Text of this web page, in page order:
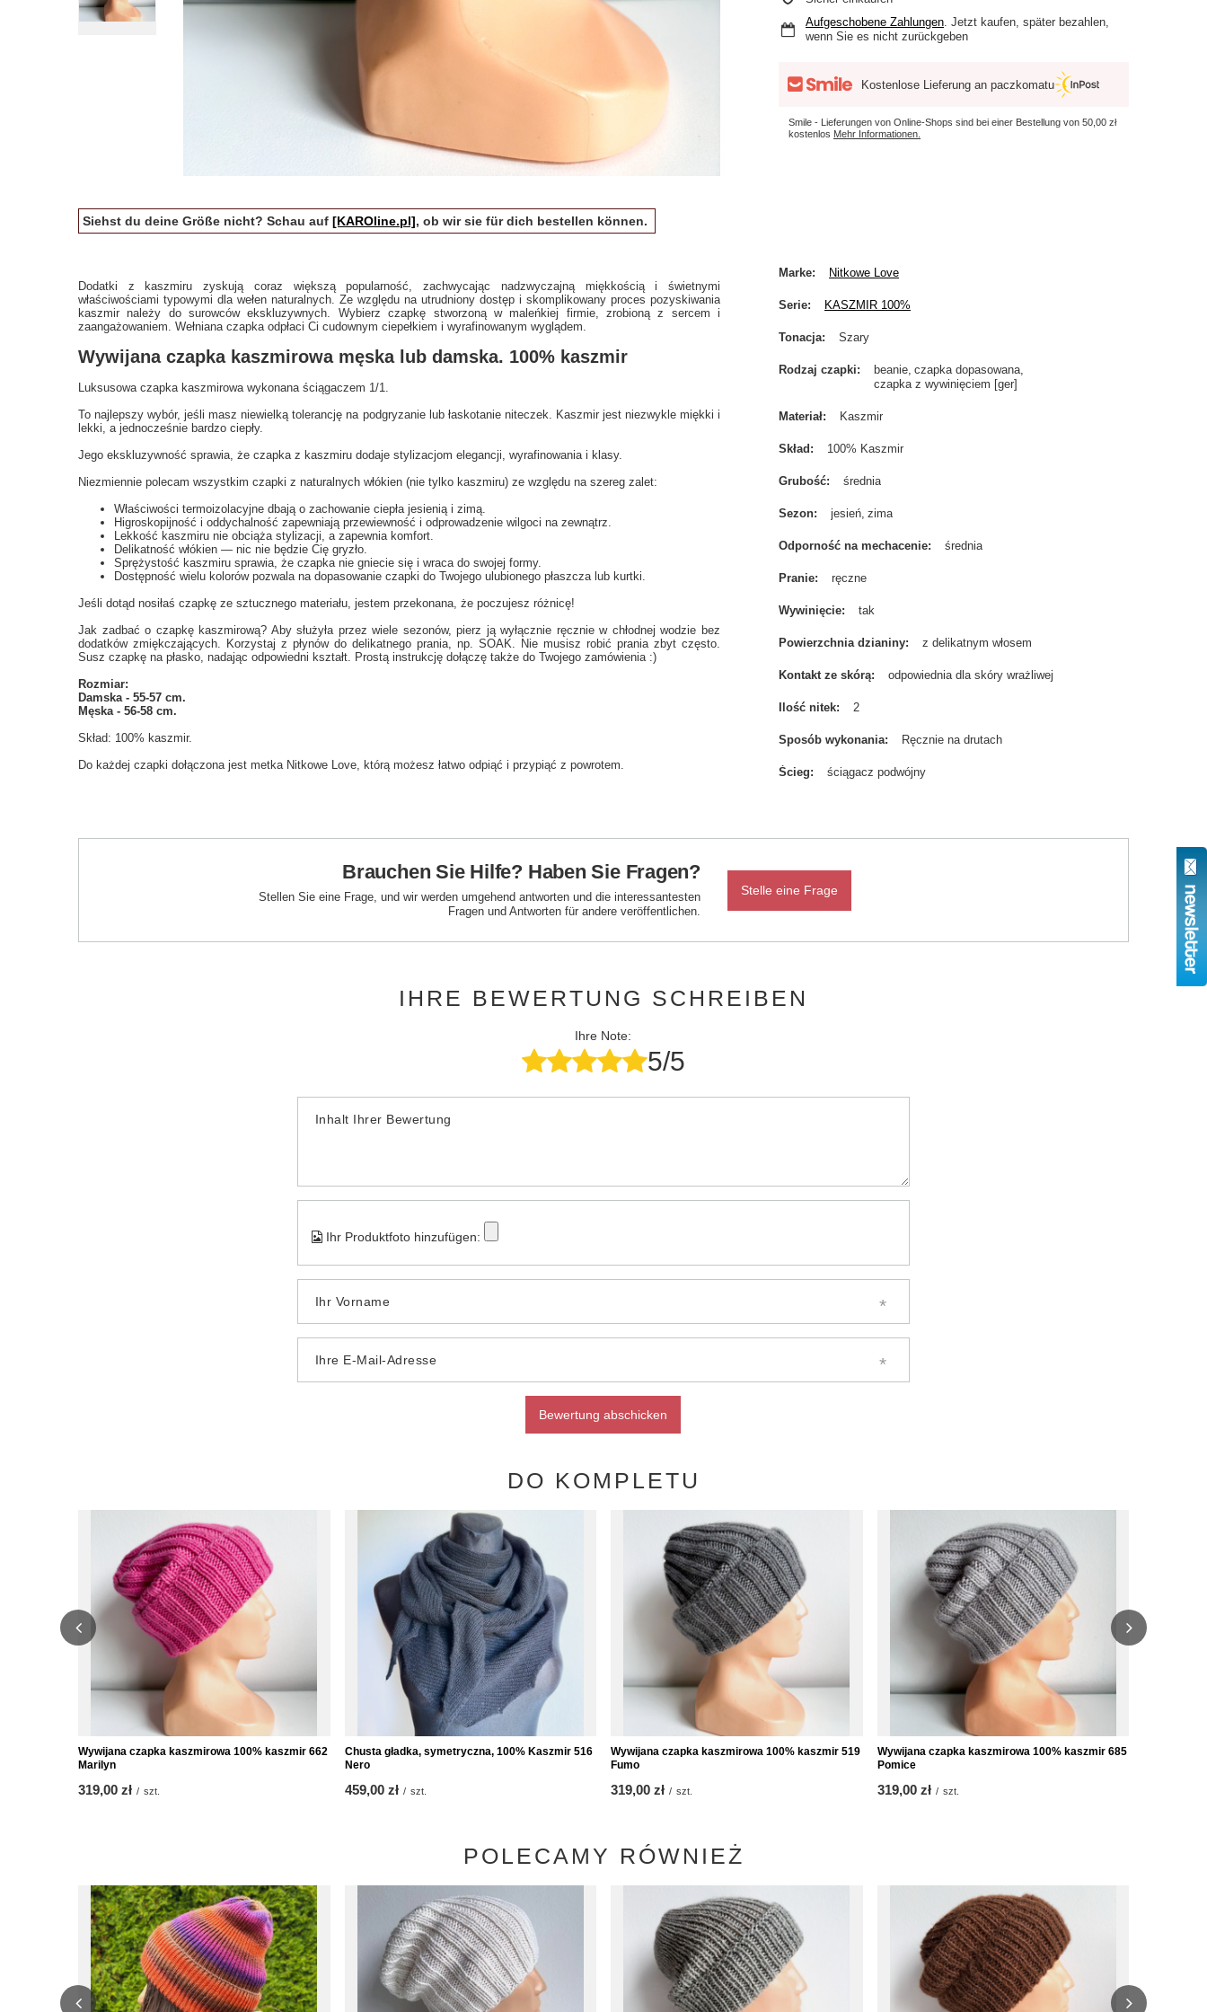
Aufgeschobene Zahlungen. Jetzt kaufen, später bezahlen,
wenn Sie es nicht zurückgeben
Kostenlose Lieferung an paczkomatu
Smile - Lieferungen von Online-Shops sind bei einer Bestellung von50,00 zł
kostenlos Mehr Informationen.
Siehst du deine Größe nicht? Schau auf [KAROline.pl], ob wir sie für dich bestellen können.
Dodatki z kaszmiru zyskują coraz większą popularność, zachwycając nadzwyczajną miękkością i świetnymi
właściwościami typowymi dla wełen naturalnych. Ze względu na utrudniony dostęp i skomplikowany proces pozyskiwania
kaszmir należy do surowców ekskluzywnych. Wybierz czapkę stworzoną w maleńkiej firmie, zrobioną z sercem i
zaangażowaniem. Wełniana czapka odpłaci Ci cudownym ciepełkiem i wyrafinowanym wyglądem.
Wywijana czapka kaszmirowa męska lub damska. 100% kaszmir
Luksusowa czapka kaszmirowa wykonana ściągaczem 1/1.
To najlepszy wybór, jeśli masz niewielką tolerancję na podgryzanie lub łaskotanie niteczek. Kaszmir jest niezwykle miękki i
lekki, a jednocześnie bardzo ciepły.
Jego ekskluzywność sprawia, że czapka z kaszmiru dodaje stylizacjom elegancji, wyrafinowania i klasy.
Niezmiennie polecam wszystkim czapki z naturalnych włókien (nie tylko kaszmiru) ze względu na szereg zalet:
Właściwości termoizolacyjne dbają o zachowanie ciepła jesienią i zimą.
Higroskopijność i oddychalność zapewniają przewiewność i odprowadzenie wilgoci na zewnątrz.
Lekkość kaszmiru nie obciąża stylizacji, a zapewnia komfort.
Delikatność włókien — nic nie będzie Cię gryzło.
Sprężystość kaszmiru sprawia, że czapka nie gniecie się i wraca do swojej formy.
Dostępność wielu kolorów pozwala na dopasowanie czapki do Twojego ulubionego płaszcza lub kurtki.
Jeśli dotąd nosiłaś czapkę ze sztucznego materiału, jestem przekonana, że poczujesz różnicę!
Jak zadbać o czapkę kaszmirową? Aby służyła przez wiele sezonów, pierz ją wyłącznie ręcznie w chłodnej wodzie bez
dodatków zmiękczających. Korzystaj z płynów do delikatnego prania, np. SOAK. Nie musisz robić prania zbyt często.
Susz czapkę na płasko, nadając odpowiedni kształt. Prostą instrukcję dołączę także do Twojego zamówienia :)
Rozmiar:
Damska - 55-57 cm.
Męska - 56-58 cm.
Skład: 100% kaszmir.
Do każdej czapki dołączona jest metka Nitkowe Love, którą możesz łatwo odpiąć i przypiąć z powrotem.
Marke Nitkowe Love
Serie KASZMIR 100%
Tonacja Szary
Rodzaj czapki beanie czapka dopasowana
czapka z wywinięciem [ger]
Materiał Kaszmir
Skład 100% Kaszmir
Grubość średnia
Sezon jesień zima
Odporność na mechacenie średnia
Pranie ręczne
Wywinięcie tak
Powierzchnia dzianiny z delikatnym włosem
Kontakt ze skórą odpowiednia dla skóry wrażliwej
Ilość nitek 2
Sposób wykonania Ręcznie na drutach
Ścieg ściągacz podwójny
Brauchen Sie Hilfe? Haben Sie Fragen?
Stellen Sie eine Frage, und wir werden umgehend antworten und die interessantesten
Fragen und Antworten für andere veröffentlichen.
Stelle eine Frage
IHRE BEWERTUNG SCHREIBEN
Ihre Note:
5/5
Inhalt Ihrer Bewertung
Ihr Produktfoto hinzufügen:
Ihr Vorname
Ihre E-Mail-Adresse
Bewertung abschicken
DO KOMPLETU
Wywijana czapka kaszmirowa 100% kaszmir 662
Marilyn
319,00 zł / szt.
Chusta gładka, symetryczna, 100% Kaszmir 516
Nero
459,00 zł / szt.
Wywijana czapka kaszmirowa 100% kaszmir 519
Fumo
319,00 zł / szt.
Wywijana czapka kaszmirowa 100% kaszmir 685
Pomice
319,00 zł / szt.
POLECAMY RÓWNIEŻ